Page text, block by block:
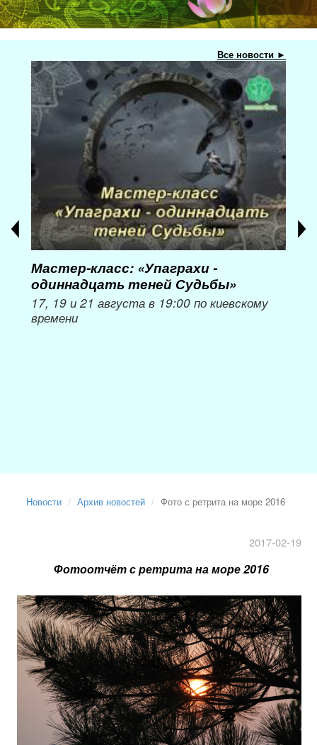
Все новости ►
Мастер-класс: «Упаграхи -
одиннадцать теней Судьбы»
17, 19 и 21 августа в 19:00 по киевскому
времени
Новости Архив новостей Фото с ретрита на море 2016
2017-02-19
Фотоотчёт с ретрита на море 2016